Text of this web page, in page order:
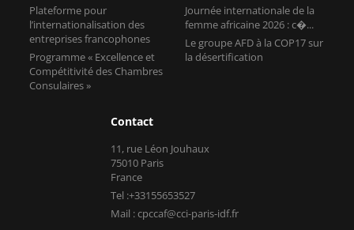
Plateforme pour
l’internationalisation des
entreprises francophones
Programme « Excellence et
Compétitivité des Chambres
Consulaires »
Journée internationale de la
femme africaine 2026 : c�...
Le groupe AFD à la COP17 sur
la désertification
Contact
11, rue Léon Jouhaux
75010 Paris
France
Tel :+33155653527
Mail : cpccaf@cci-paris-idf.fr